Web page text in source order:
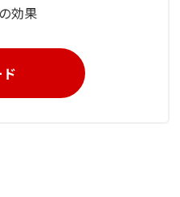
効果